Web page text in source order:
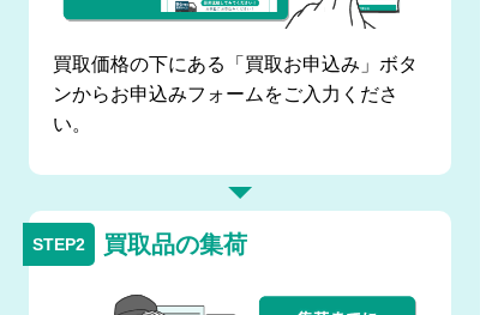
買取価格の下にある「買取お申込み」ボタ
ンからお申込みフォームをご入力くださ
い。
買取品の集荷